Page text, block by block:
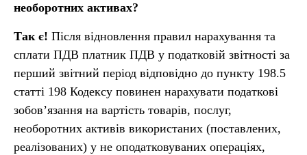
необоротних активах?
Так є! Після відновлення правил нарахування та
сплати ПДВ платник ПДВ у податковій звітності за
перший звітний період відповідно до пункту 198.5
статті 198 Кодексу повинен нарахувати податкові
зобов’язання на вартість товарів, послуг,
необоротних активів використаних (поставлених,
реалізованих) у не оподатковуваних операціях,